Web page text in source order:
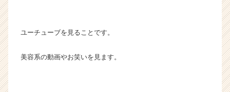
ユーチューブを見ることです。
美容系の動画やお笑いを見ます。